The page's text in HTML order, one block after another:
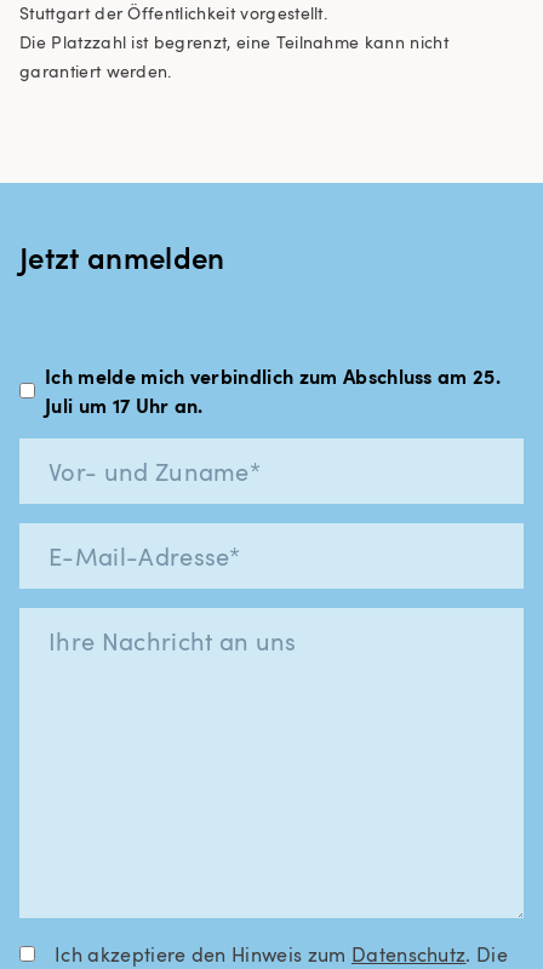
Stuttgart der Öffentlichkeit vorgestellt.
Die Platzzahl ist begrenzt, eine Teilnahme kann nicht
garantiert werden.
Jetzt anmelden
Ich melde mich verbindlich zum Abschluss am 25.
Juli um 17 Uhr an.
Ich akzeptiere den Hinweis zum Datenschutz. Die